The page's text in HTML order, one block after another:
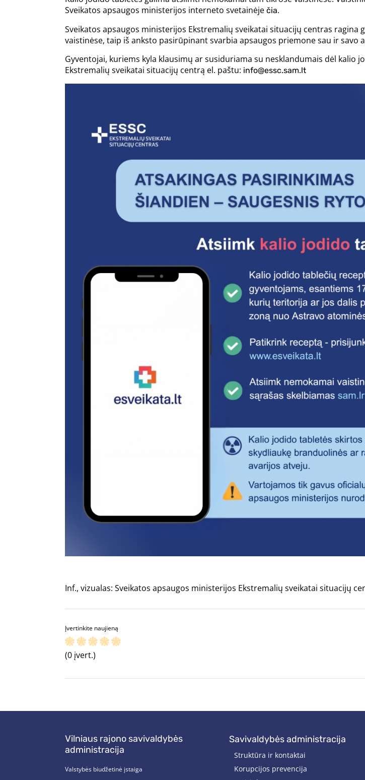
Sveikatos apsaugos ministerijos interneto svetainėje čia.
Sveikatos apsaugos ministerijos Ekstremalių sveikatai situacijų centras
vaistinėse, taip iš anksto pasirūpinant svarbia apsaugos priemone sau ir savo
Gyventojai, kuriems kyla klausimų ar susiduriama su nesklandumais dėl kalio
Ekstremalių sveikatai situacijų centrą el. paštu: info@essc.sam.lt
Inf., vizualas: Sveikatos apsaugos ministerijos Ekstremalių sveikatai situacijų
Įvertinkite naujieną
(0 įvert.)
Vilniaus rajono savivaldybės
administracija
Valstybės biudžetinė įstaiga
savivaldybės administracija
Struktūra ir kontaktai
Korupcijos prevencija